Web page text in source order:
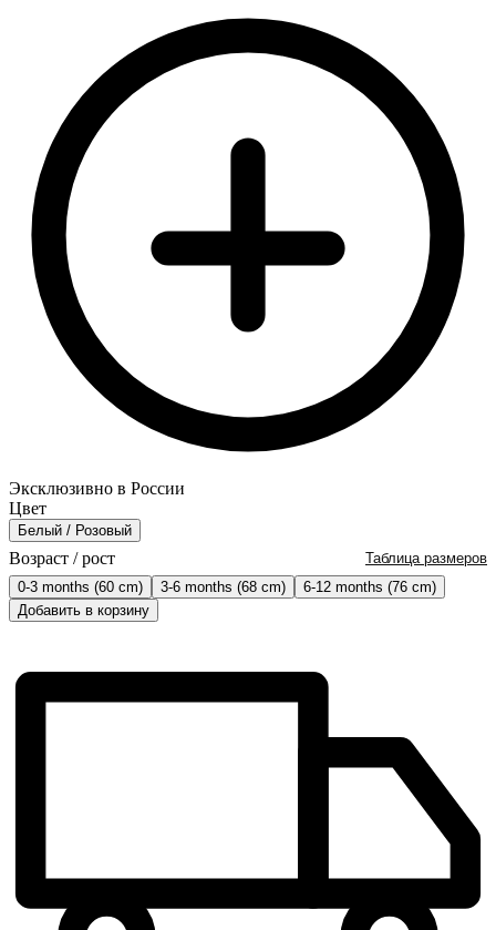
Эксклюзивно в России
Цвет
Белый / Розовый
Возраст / рост
Таблица размеров
0-3 months (60 cm)
3-6 months (68 cm)
6-12 months (76 cm)
Добавить в корзину